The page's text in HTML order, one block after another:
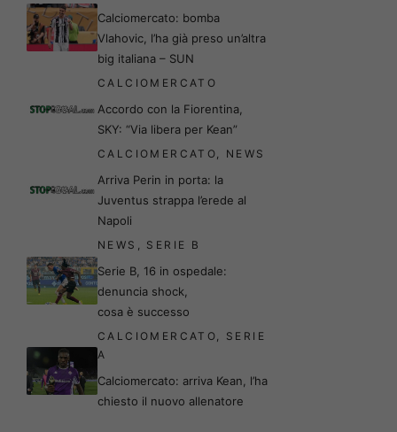
Calciomercato: bomba
Vlahovic, l’ha già preso un’altra
big italiana – SUN
CALCIOMERCATO
Accordo con la Fiorentina,
SKY: “Via libera per Kean”
CALCIOMERCATO NEWS
Arriva Perin in porta: la
Juventus strappa l’erede al
Napoli
NEWS SERIE B
Serie B, 16 in ospedale:
denuncia shock,
cosa è successo
CALCIOMERCATO
SERIE
A
Calciomercato: arriva Kean, l’ha
chiesto il nuovo allenatore